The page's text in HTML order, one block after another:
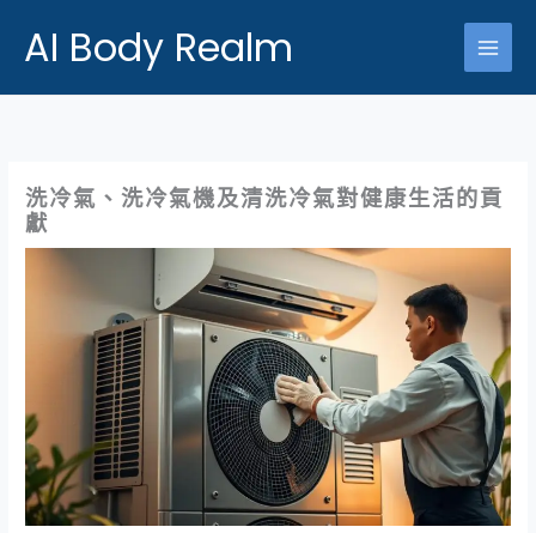
AI Body Realm
洗冷氣、洗冷氣機及清洗冷氣對健康生活的貢
獻